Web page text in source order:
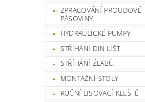
ZPRACOVÁNÍ PROUDOVÉ
PÁSOVINY
HYDRAULICKÉ PUMPY
STŘÍHÁNÍ DIN LIŠT
STŘÍHÁNÍ ŽLABŮ
MONTÁŽNÍ STOLY
RUČNÍ LISOVACÍ KLEŠTĚ